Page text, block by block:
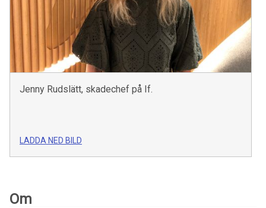
Jenny Rudslätt, skadechef på If.
LADDA NED BILD
Om